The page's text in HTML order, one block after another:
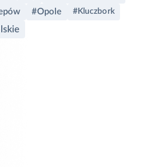
#Opole #Kluczbork